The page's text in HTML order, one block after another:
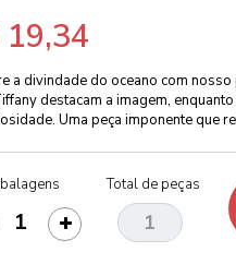
19,34
a divindade do oceano com
destacam a imagem,
Uma peça imponente que
Total de peças